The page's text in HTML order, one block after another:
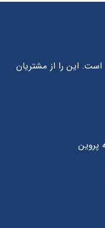
این را از مشتریان